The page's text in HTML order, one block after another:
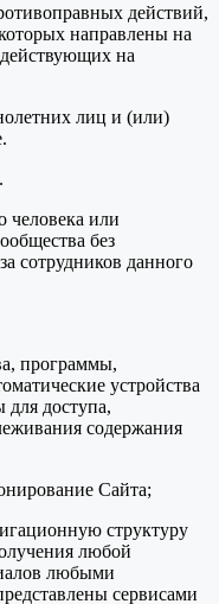
действий,
направлены на
на
лиц и (или)
человека или
без
сотрудников данного
программы,
устройства
доступа,
содержания
Сайта;
структуру
любой
любыми
сервисами